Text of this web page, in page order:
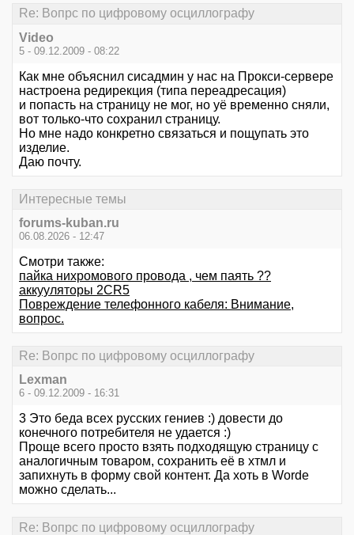
Re: Вопрс по цифровому осциллографу
Video
5 - 09.12.2009 - 08:22
Как мне объяснил сисадмин у нас на Прокси-сервере
настроена редирекция (типа переадресация)
и попасть на страницу не мог, но уё временно сняли,
вот только-что сохранил страницу.
Но мне надо конкретно связаться и пощупать это
изделие.
Даю почту.
Интересные темы
forums-kuban.ru
06.08.2026 - 12:47
Смотри также:
пайка нихромового провода , чем паять ??
аккууляторы 2CR5
Повреждение телефонного кабеля: Внимание,
вопрос.
Re: Вопрс по цифровому осциллографу
Lexman
6 - 09.12.2009 - 16:31
3 Это беда всех русских гениев :) довести до
конечного потребителя не удается :)
Проще всего просто взять подходящую страницу с
аналогичным товаром, сохранить её в хтмл и
запихнуть в форму свой контент. Да хоть в Wordе
можно сделать...
Re: Вопрс по цифровому осциллографу